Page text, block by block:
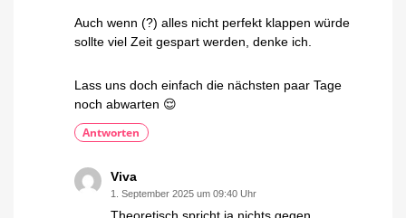
Auch wenn (?) alles nicht perfekt klappen würde
sollte viel Zeit gespart werden, denke ich.
Lass uns doch einfach die nächsten paar Tage
noch abwarten 😌
Antworten
Viva
1. September 2025 um 09:40 Uhr
Theoretisch spricht ja nichts gegen.